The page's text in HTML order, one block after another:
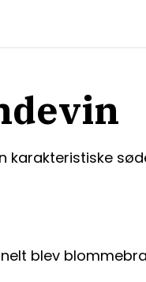
blev